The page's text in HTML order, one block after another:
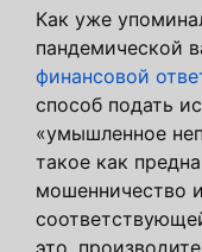
Как уже
пандемической
финансовой
способ подать
«умышленное
такое как
мошенничество
это,